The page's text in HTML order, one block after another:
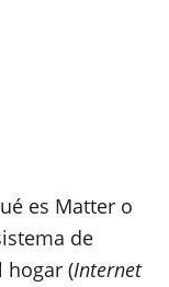
es Matter o
de
hogar (Internet